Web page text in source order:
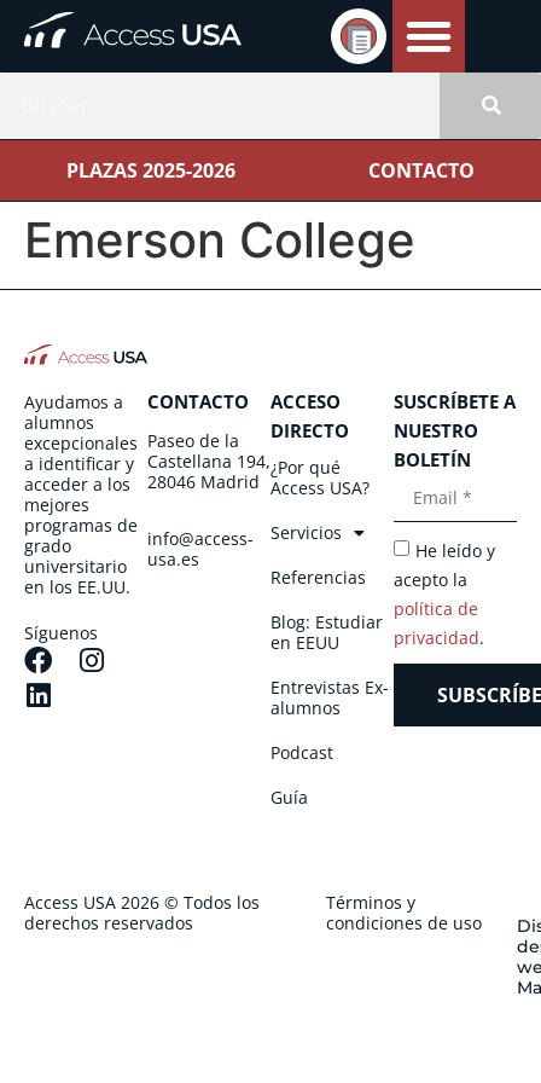
PLAZAS 2025-2026 CONTACTO
Emerson College
Ayudamos a
alumnos
excepcionales
a identificar y
acceder a los
mejores
programas de
grado
universitario
en los EE.UU.
Síguenos
CONTACTO
Paseo de la
Castellana 194,
28046 Madrid
info@access-
usa.es
ACCESO
DIRECTO
¿Por qué
Access USA?
Servicios
Referencias
Blog: Estudiar
en EEUU
Entrevistas Ex-
alumnos
Podcast
Guía
SUSCRÍBETE A
NUESTRO
BOLETÍN
He leído y
acepto la
política de
privacidad.
Access USA 2026 © Todos los
derechos reservados
Términos y
condiciones de uso